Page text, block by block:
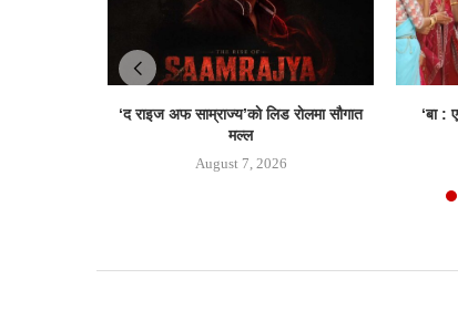
‘द राइज अफ साम्राज्य’काे लिड राेलमा सौगात
मल्ल
August 7, 2026
‘बा :